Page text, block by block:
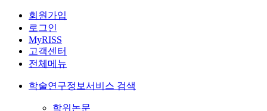
회원가입
로그인
MyRISS
고객센터
전체메뉴
학술연구정보서비스 검색
학위논문